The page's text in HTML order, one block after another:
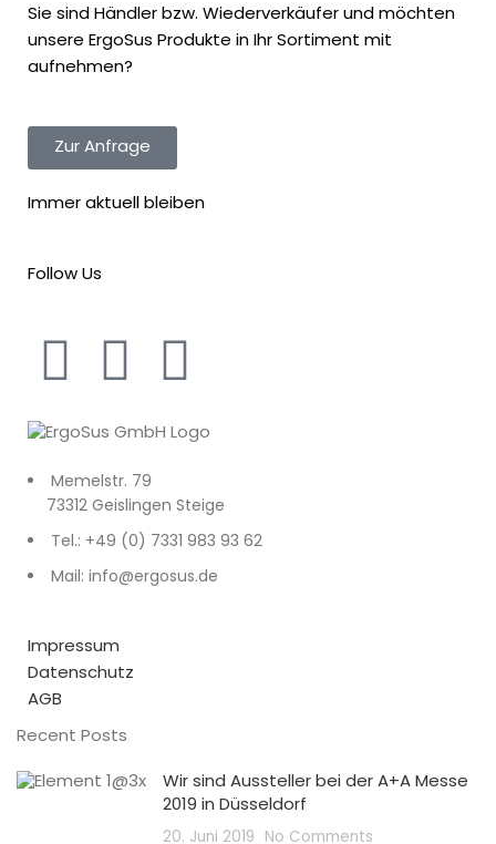
Sie sind Händler bzw. Wiederverkäufer und möchten
unsere ErgoSus Produkte in Ihr Sortiment mit
aufnehmen?
Zur Anfrage
Immer aktuell bleiben
Follow Us
Memelstr. 79
73312 Geislingen Steige
Tel.: +49 (0) 7331 983 93 62
Mail: info@ergosus.de
Impressum
Datenschutz
AGB
Recent Posts
Wir sind Aussteller bei der A+A Messe
2019 in Düsseldorf
20. Juni 2019 No Comments